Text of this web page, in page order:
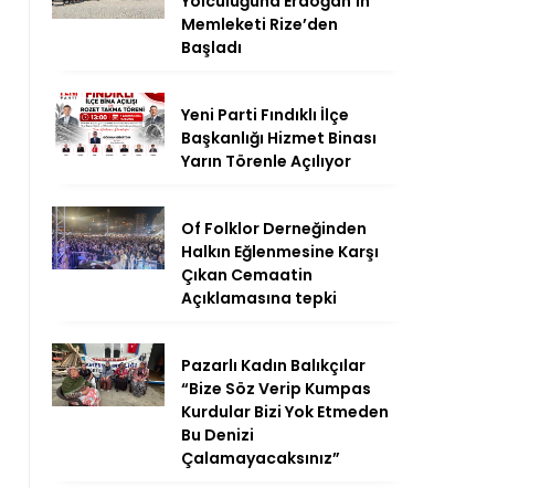
Memleketi Rize’den
Başladı
Yeni Parti Fındıklı İlçe
Başkanlığı Hizmet Binası
Yarın Törenle Açılıyor
Of Folklor Derneğinden
Halkın Eğlenmesine Karşı
Çıkan Cemaatin
Açıklamasına tepki
Pazarlı Kadın Balıkçılar
“Bize Söz Verip Kumpas
Kurdular Bizi Yok Etmeden
Bu Denizi
Çalamayacaksınız”